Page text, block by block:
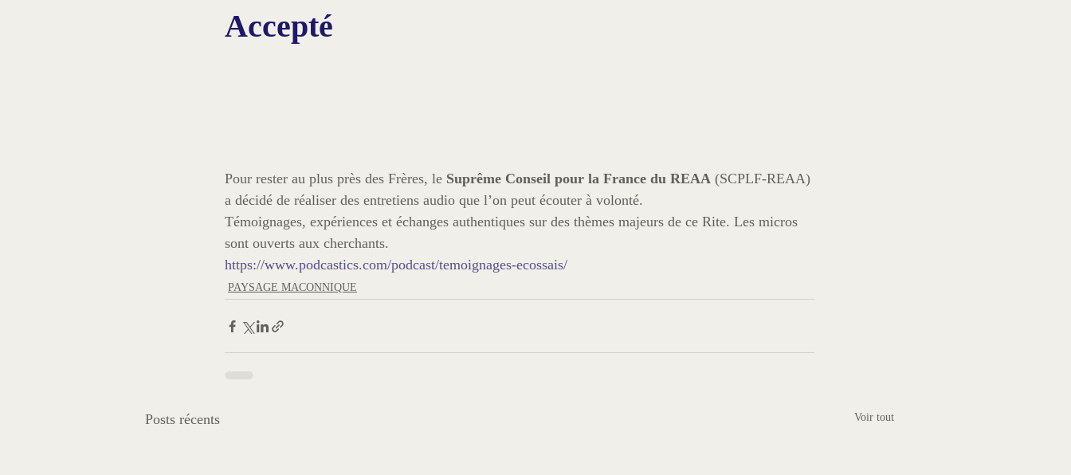
Accepté
Pour rester au plus près des Frères, le Suprême Conseil pour la France du REAA (SCPLF-REAA)
a décidé de réaliser des entretiens audio que l’on peut écouter à volonté.
Témoignages, expériences et échanges authentiques sur des thèmes majeurs de ce Rite. Les micros
https://www.podcastics.com/podcast/temoignages-ecossais/
PAYSAGE MACONNIQUE
Posts récents Voir tout